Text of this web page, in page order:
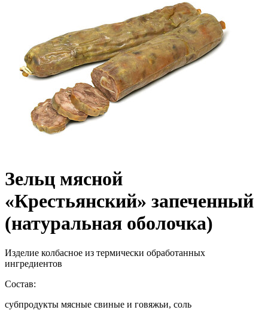
Зельц мясной
«Крестьянский» запеченный
(натуральная оболочка)
Изделие колбасное из термически обработанных
ингредиентов
Состав:
субпродукты мясные свиные и говяжьи, соль